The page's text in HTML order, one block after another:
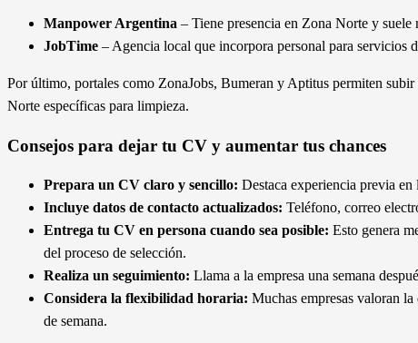
Manpower Argentina – Tiene presencia en Zona Norte y suele
JobTime – Agencia local que incorpora personal para servicios
Por último, portales como ZonaJobs, Bumeran y Aptitus permiten
Norte específicas para limpieza.
Consejos para dejar tu CV y aumentar tus chances
Prepara un CV claro y sencillo: Destaca experiencia previa
Incluye datos de contacto actualizados: Teléfono, correo
Entrega tu CV en persona cuando sea posible: Esto genera
del proceso de selección.
Realiza un seguimiento: Llama a la empresa una semana
Considera la flexibilidad horaria: Muchas empresas valoran
de semana.